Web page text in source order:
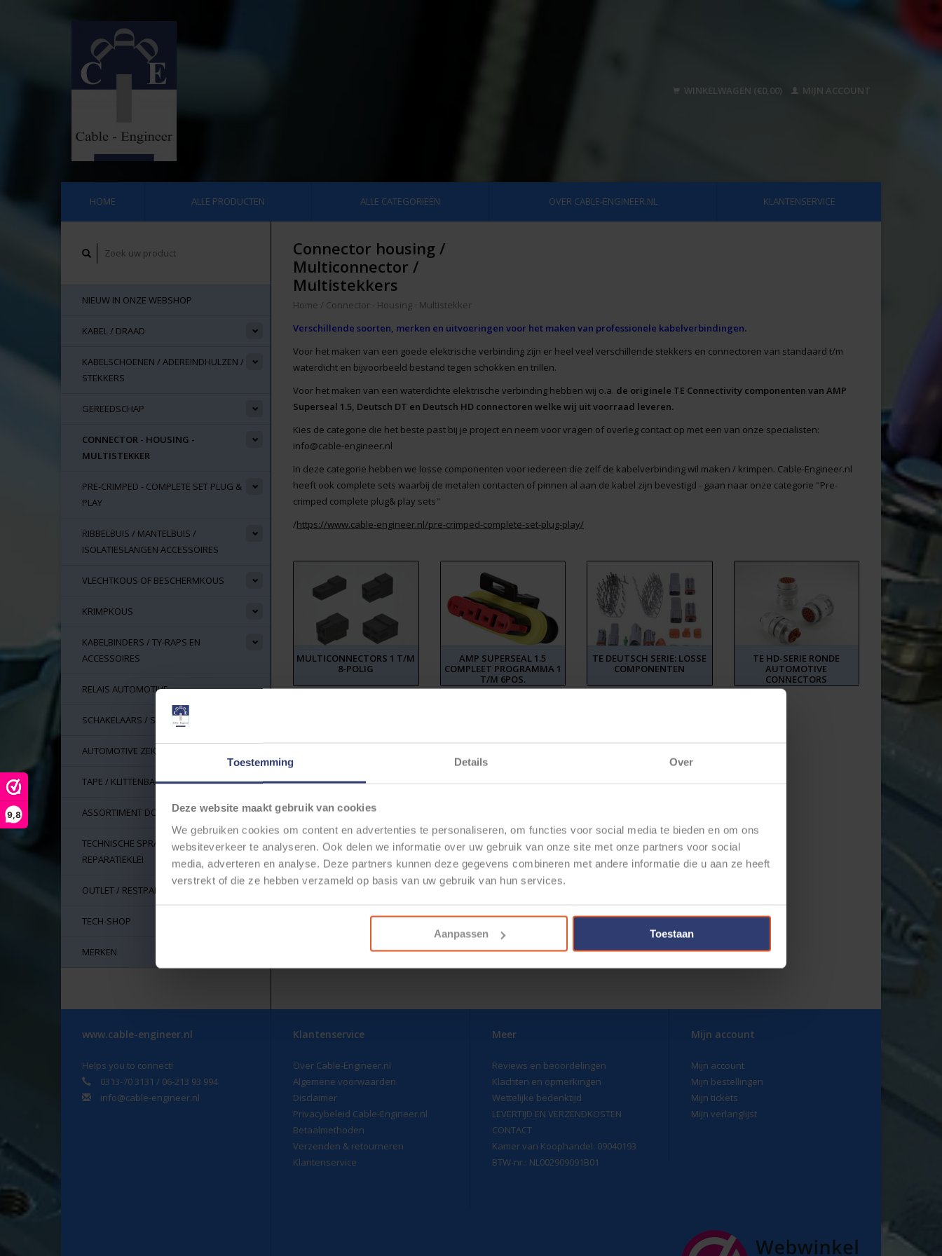
Toestemming Details Over
Deze website maakt gebruik van cookies
We gebruiken cookies om content en advertenties te personaliseren, om functies voor social media te bieden en om ons
websiteverkeer te analyseren. Ook delen we informatie over uw gebruik van onze site met onze partners voor social
media, adverteren en analyse. Deze partners kunnen deze gegevens combineren met andere informatie die u aan ze heeft
verstrekt of die ze hebben verzameld op basis van uw gebruik van hun services.
Aanpassen Toestaan
9,8
WINKELWAGEN (€0,00) MIJN ACCOUNT
HOME ALLE PRODUCTEN ALLE CATEGORIEËN OVER CABLE-ENGINEER.NL KLANTENSERVICE
NIEUW IN ONZE WEBSHOP
KABEL / DRAAD
KABELSCHOENEN / ADEREINDHULZEN /
STEKKERS
GEREEDSCHAP
CONNECTOR - HOUSING -
MULTISTEKKER
PRE-CRIMPED - COMPLETE SET PLUG &
PLAY
RIBBELBUIS / MANTELBUIS /
ISOLATIESLANGEN ACCESSOIRES
VLECHTKOUS OF BESCHERMKOUS
KRIMPKOUS
KABELBINDERS / TY-RAPS EN
ACCESSOIRES
RELAIS AUTOMOTIVE
SCHAKELAARS / SWITCHES
AUTOMOTIVE ZEKERINGEN
TAPE / KLITTENBAND
ASSORTIMENT DOZEN
TECHNISCHE SPRAYS, LIJM EN
REPARATIEKLEI
OUTLET / RESTPARTIJEN
TECH-SHOP
MERKEN
Connector housing /
Multiconnector /
Multistekkers
Home / Connector - Housing - Multistekker
Verschillende soorten, merken en uitvoeringen voor het maken van professionele kabelverbindingen.
Voor het maken van een goede elektrische verbinding zijn er heel veel verschillende stekkers en connectoren van standaard t/m
waterdicht en bijvoorbeeld bestand tegen schokken en trillen.
Voor het maken van een waterdichte elektrische verbinding hebben wij o.a. de originele TE Connectivity componenten van AMP
Superseal 1.5, Deutsch DT en Deutsch HD connectoren welke wij uit voorraad leveren.
Kies de categorie die het beste past bij je project en neem voor vragen of overleg contact op met een van onze specialisten:
info@cable-engineer.nl
In deze categorie hebben we losse componenten voor iedereen die zelf de kabelverbinding wil maken / krimpen. Cable-Engineer.nl
heeft ook complete sets waarbij de metalen contacten of pinnen al aan de kabel zijn bevestigd - gaan naar onze categorie "Pre-
crimped complete plug& play sets"
/https://www.cable-engineer.nl/pre-crimped-complete-set-plug-play/
MULTICONNECTORS 1 T/M
8-POLIG
AMP SUPERSEAL 1.5
COMPLEET PROGRAMMA 1
T/M 6POS.
TE DEUTSCH SERIE: LOSSE
COMPONENTEN
TE HD-SERIE RONDE
AUTOMOTIVE
CONNECTORS
www.cable-engineer.nl
Helps you to connect!
0313-70 3131 / 06-213 93 994
info@cable-engineer.nl
Klantenservice
Over Cable-Engineer.nl
Algemene voorwaarden
Disclaimer
Privacybeleid Cable-Engineer.nl
Betaalmethoden
Verzenden & retourneren
Klantenservice
Meer
Reviews en beoordelingen
Klachten en opmerkingen
Wettelijke bedenktijd
LEVERTIJD EN VERZENDKOSTEN
CONTACT
Kamer van Koophandel: 09040193
BTW-nr.: NL002909091B01
Mijn account
Mijn account
Mijn bestellingen
Mijn tickets
Mijn verlanglijst